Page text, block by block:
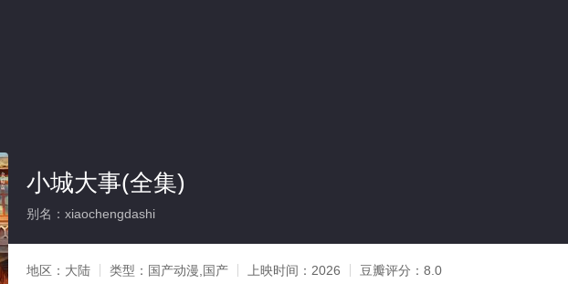
小城大事(全集)
别名：xiaochengdashi
地区： 大陆 类型： 国产动漫,国产 上映时间： 2026 豆瓣评分： 8.0